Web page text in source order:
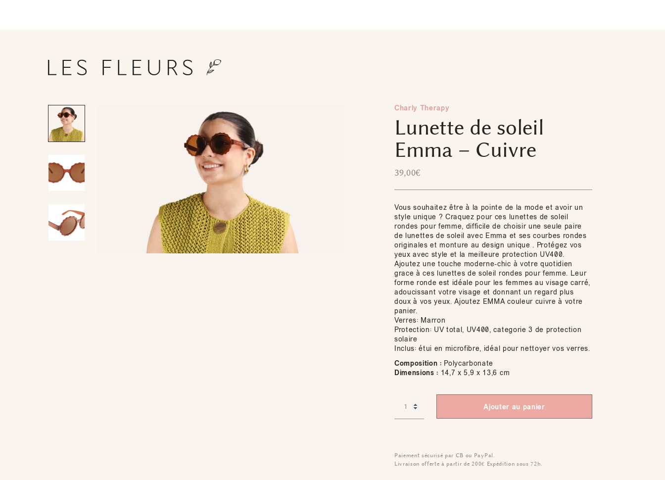
Charly Therapy
Lunette de soleil
Emma – Cuivre
39,00€
Vous souhaitez être à la pointe de la mode et avoir un
style unique ? Craquez pour ces lunettes de soleil
rondes pour femme, difficile de choisir une seule paire
de lunettes de soleil avec Emma et ses courbes rondes
originales et monture au design unique . Protégez vos
yeux avec style et la meilleure protection UV400.
Ajoutez une touche moderne-chic à votre quotidien
grace à ces lunettes de soleil rondes pour femme. Leur
forme ronde est idéale pour les femmes au visage carré,
adoucissant votre visage et donnant un regard plus
doux à vos yeux. Ajoutez EMMA couleur cuivre à votre
panier.
Verres: Marron
Protection: UV total, UV400, categorie 3 de protection
solaire
Inclus: étui en microfibre, idéal pour nettoyer vos verres.
Composition : Polycarbonate
Dimensions : 14,7 x 5,9 x 13,6 cm
Ajouter au panier
Paiement sécurisé par CB ou PayPal.
Livraison offerte à partir de 200€ Expédition sous 72h.